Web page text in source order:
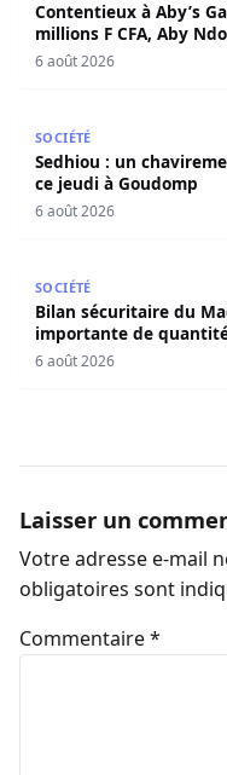
Contentieux à Aby’s
millions F CFA, Aby
sociaux
6 août 2026
SOCIÉTÉ
Sedhiou : un
ce jeudi à Goudomp
6 août 2026
SOCIÉTÉ
Bilan sécuritaire du
importante de
6 août 2026
Laisser un
Votre adresse e-mail
obligatoires sont
Commentaire*